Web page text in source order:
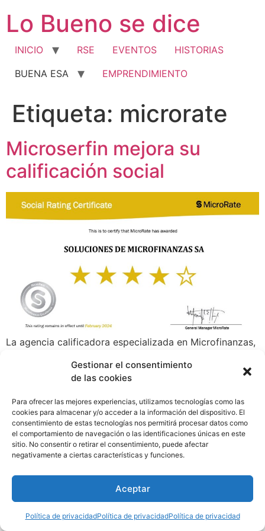
Gestionar el consentimiento
de las cookies
Para ofrecer las mejores experiencias, utilizamos tecnologías como las
cookies para almacenar y/o acceder a la información del dispositivo. El
consentimiento de estas tecnologías nos permitirá procesar datos como
el comportamiento de navegación o las identificaciones únicas en este
sitio. No consentir o retirar el consentimiento, puede afectar
negativamente a ciertas características y funciones.
Aceptar
Política de privacidadPolítica de privacidadPolítica de privacidad
contenido
Lo Bueno se dice
INICIO RSE EVENTOS
HISTORIAS
BUENA ESA
EMPRENDIMIENTO
Etiqueta: microrate
Microserfin mejora su
calificación social
La agencia calificadora especializada en Microfinanzas,
entidad de la Fundación Microfinanzas BBVA de 3.5 a 4
estrellas con perspectiva Estable. Esta acción ratifica el
excelente nivel de desempeño social y el sólido
cumplimiento con su misión institucional de Potenciar el
desarrollo productivo de los emprendedores en
vulnerabilidad para mejorar su calidad de vida y la de
sus familias.